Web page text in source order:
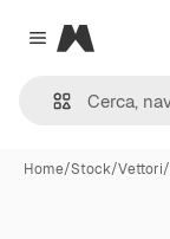
Close menu
Magnific
Home/Stock/Vettori/